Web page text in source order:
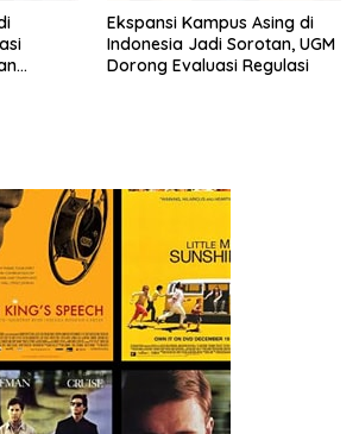
Ekspansi Kampus Asing di
Indonesia Jadi Sorotan, UGM
Dorong Evaluasi Regulasi